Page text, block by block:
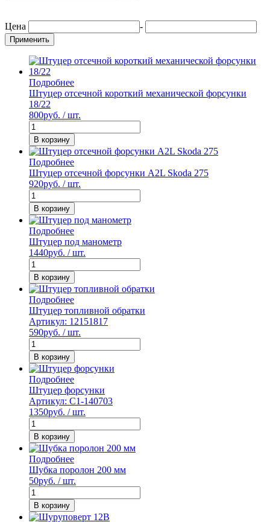
Цена -
Применить
Подробнее
Штуцер отсечной короткий механической форсунки
18/22
800руб. / шт.
В корзину
Подробнее
Штуцер отсечной форсунки A2L Skoda 275
920руб. / шт.
В корзину
Подробнее
Штуцер под манометр
1440руб. / шт.
В корзину
Подробнее
Штуцер топливной обратки
Артикул: 12151817
590руб. / шт.
В корзину
Подробнее
Штуцер форсунки
Артикул: С1-140703
1350руб. / шт.
В корзину
Подробнее
Шубка поролон 200 мм
50руб. / шт.
В корзину